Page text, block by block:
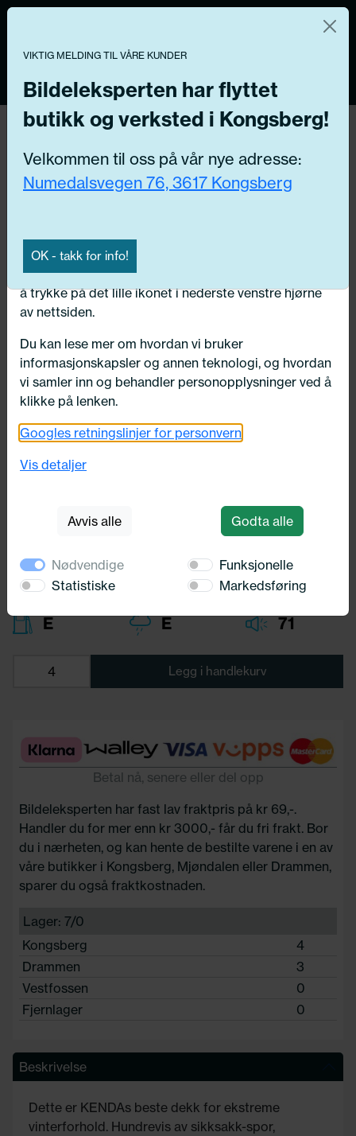
Tilbake
175/65X14 Kenda KR36 82Q
Kenda
175,00
Diameter:
Lasteindex:
82
Hastighets merking:
E E 71
Legg i handlekurv
Betal nå, senere eller del opp
Bildeleksperten har fast lav fraktpris på kr 69,-.
Handler du for mer enn kr 3000,- får du fri frakt. Bor
du i nærheten, og kan hente de bestilte varene i en av
våre butikker i Kongsberg, Mjøndalen eller Drammen,
sparer du også fraktkostnaden.
Lager: 7/0
Kongsberg
4
Drammen
3
Vestfossen
0
Fjernlager
0
Beskrivelse
Dette er KENDAs beste dekk for ekstreme
vinterforhold. Hundrevis av sikksakk-spor,
Vi og våre forretningspartnere bruker teknologier,
inkludert informasjonskapsler/«cookies» til å samle
informasjon om deg for forskjellige formål, inkludert:
Funksjonelle, Statistiske, Markedsføring
Ved å trykke «Godta» gir du din tillatelse til alle disse
formålene. Du kan også velge formålet du vil
innstillingene».
Du kan trekke tilbake samtykket ditt til enhver tid ved
å trykke på det lille ikonet i nederste venstre hjørne
av nettsiden.
Du kan lese mer om hvordan vi bruker
informasjonskapsler og annen teknologi, og hvordan
vi samler inn og behandler personopplysninger ved å
klikke på lenken.
Googles retningslinjer for personvern
Vis detaljer
Avvis alle Godta alle
Nødvendige
Funksjonelle
Statistiske
Markedsføring
VIKTIG MELDING TIL VÅRE KUNDER
Bildeleksperten har flyttet
butikk og verksted i Kongsberg!
Velkommen til oss på vår nye adresse:
Numedalsvegen 76, 3617 Kongsberg
OK - takk for info!